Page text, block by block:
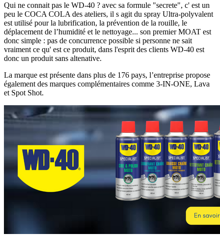
Qui ne connait pas le WD-40 ? avec sa formule "secrete", c' est un
peu le COCA COLA des ateliers, il s agit du spray Ultra-polyvalent
est utilisé pour la lubrification, la prévention de la rouille, le
déplacement de l’humidité et le nettoyage... son premier MOAT est
donc simple : pas de concurrence possible si personne ne sait
vraiment ce qu' est ce produit, dans l'esprit des clients WD-40 est
donc un produit sans altenative.
La marque est présente dans plus de 176 pays, l’entreprise propose
également des marques complémentaires comme 3-IN-ONE, Lava
et Spot Shot.